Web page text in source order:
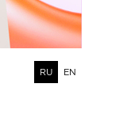
RU EN